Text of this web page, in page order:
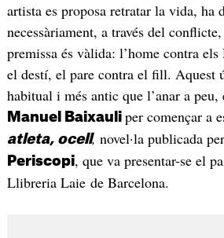
artista es proposa retratar la vida, ha
necessàriament, a través del
premissa és vàlida: l’home contra
el destí, el pare contra el fill. Aquest
habitual i més antic que l’anar a
Manuel Baixauli per començar a
atleta, ocell, novel·la publicada per
Periscopi, que va presentar-se el
Llibreria Laie de Barcelona.